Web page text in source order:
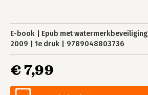
E-book Epub met watermerkbeveiliging
2009
1e druk 9789048803736
€ 7,99